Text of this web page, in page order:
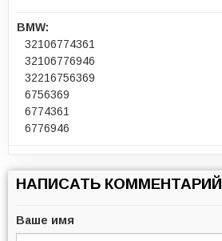
BMW:
32106774361
32106776946
32216756369
6756369
6774361
6776946
НАПИСАТЬ КОММЕНТАРИЙ
Ваше имя